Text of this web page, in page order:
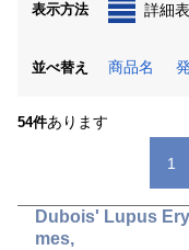
表示方法 詳細
並べ替え 商品名
54件あります
1
Dubois' Lupus
mes,